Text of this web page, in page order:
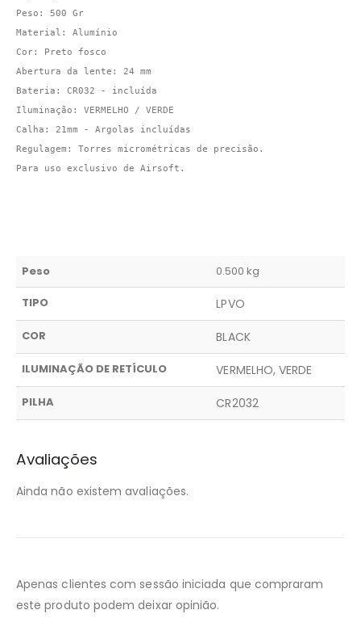
Peso: 500 Gr
Material: Alumínio
Cor: Preto fosco
Abertura da lente: 24 mm
Bateria: CR032 - incluída
Iluminação: VERMELHO / VERDE
Calha: 21mm - Argolas incluídas
Regulagem: Torres micrométricas de precisão.
Para uso exclusivo de Airsoft.
Peso 0.500 kg
TIPO LPVO
COR BLACK
ILUMINAÇÃO DE RETÍCULO VERMELHO, VERDE
PILHA CR2032
Avaliações
Ainda não existem avaliações.
Apenas clientes com sessão iniciada que compraram
este produto podem deixar opinião.